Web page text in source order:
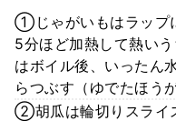
①じゃがいもはラップ
5分ほど加熱して熱い
はボイル後、いったん
らつぶす（ゆでたほう
②胡瓜は輪切りスライ